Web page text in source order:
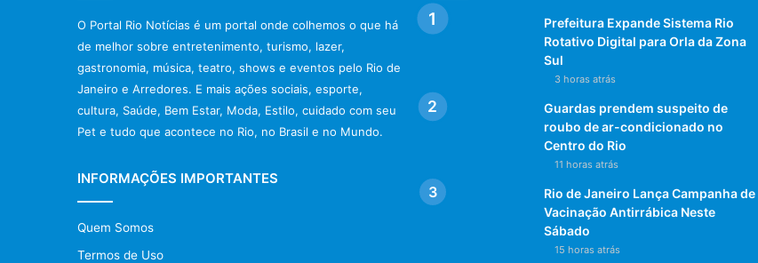
O Portal Rio Notícias é um portal onde colhemos o que há
de melhor sobre entretenimento, turismo, lazer,
gastronomia, música, teatro, shows e eventos pelo Rio de
Janeiro e Arredores. E mais ações sociais, esporte,
cultura, Saúde, Bem Estar, Moda, Estilo, cuidado com seu
Pet e tudo que acontece no Rio, no Brasil e no Mundo.
INFORMAÇÕES IMPORTANTES
Quem Somos
Termos de Uso
Prefeitura Expande Sistema Rio
Rotativo Digital para Orla da Zona
Sul
3 horas atrás
Guardas prendem suspeito de
roubo de ar-condicionado no
Centro do Rio
11 horas atrás
Rio de Janeiro Lança Campanha de
Vacinação Antirrábica Neste
Sábado
15 horas atrás